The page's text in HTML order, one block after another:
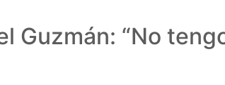
Guzmán: “No